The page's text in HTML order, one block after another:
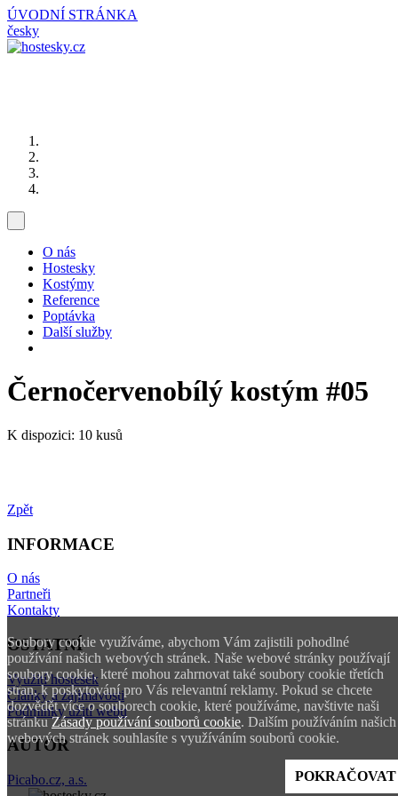
Soubory cookie využíváme, abychom Vám zajistili pohodlné
používání našich webových stránek. Naše webové stránky používají
soubory cookie, které mohou zahrnovat také soubory cookie třetích
stran, k poskytování pro Vás relevantní reklamy. Pokud se chcete
dozvědět více o souborech cookie, které používáme, navštivte naši
stránkuZásady používání souborů cookie. Dalším používáním našich
webových stránek souhlasíte s využíváním souborů cookie.
POKRAČOVAT
ÚVODNÍ STRÁNKA
česky
O nás
Hostesky
Kostýmy
Reference
Poptávka
Další služby
Černočervenobílý kostým #05
K dispozici: 10 kusů
Zpět
INFORMACE
O nás
Partneři
Kontakty
OSTATNÍ
Využití hostesek
Články a zajímavosti
Podmínky užití webu
AUTOR
Picabo.cz, a.s.